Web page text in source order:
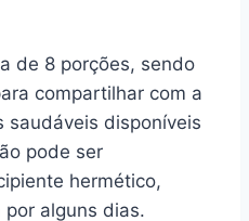
de 8 porções, sendo
compartilhar com a
saudáveis disponíveis
pode ser
hermético,
alguns dias.